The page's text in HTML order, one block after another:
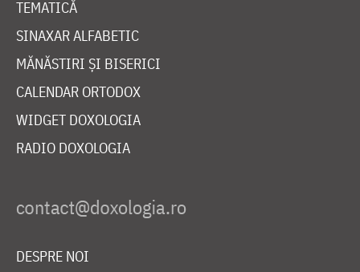
TEMATICĂ
SINAXAR ALFABETIC
MĂNĂSTIRI ȘI BISERICI
CALENDAR ORTODOX
WIDGET DOXOLOGIA
RADIO DOXOLOGIA
DESPRE NOI